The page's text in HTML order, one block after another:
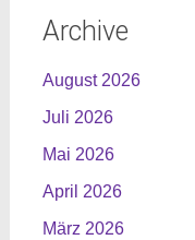
Archive
August 2026
Juli 2026
Mai 2026
April 2026
März 2026